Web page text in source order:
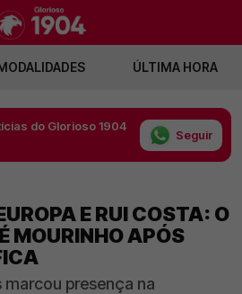
ÚLTIMA HORA
do Glorioso 1904
Seguir
E RUI COSTA: O
MOURINHO APÓS
presença na